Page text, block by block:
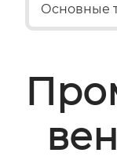
Основные